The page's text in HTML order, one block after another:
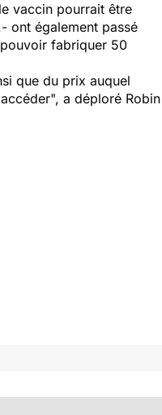
vaccin pourrait être
ont également passé
fabriquer 50
que du prix auquel
", a déploré Robin